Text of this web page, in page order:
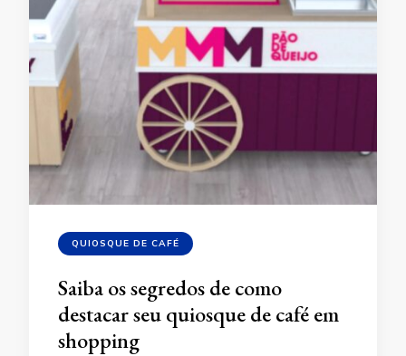
QUIOSQUE DE CAFÉ
Saiba os segredos de como
destacar seu quiosque de café em
shopping